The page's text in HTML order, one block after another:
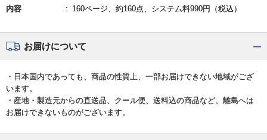
内容
160ページ、約160点、システム料990円（税込）
お届けについて
・日本国内であっても、商品の性質上、一部お届けできない地域がござ
います。
・産地・製造元からの直送品、クール便、送料込の商品など、離島へは
お届けできないものがございます。